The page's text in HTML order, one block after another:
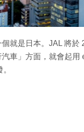
就是日本。JAL 將
車」方面，就會起用